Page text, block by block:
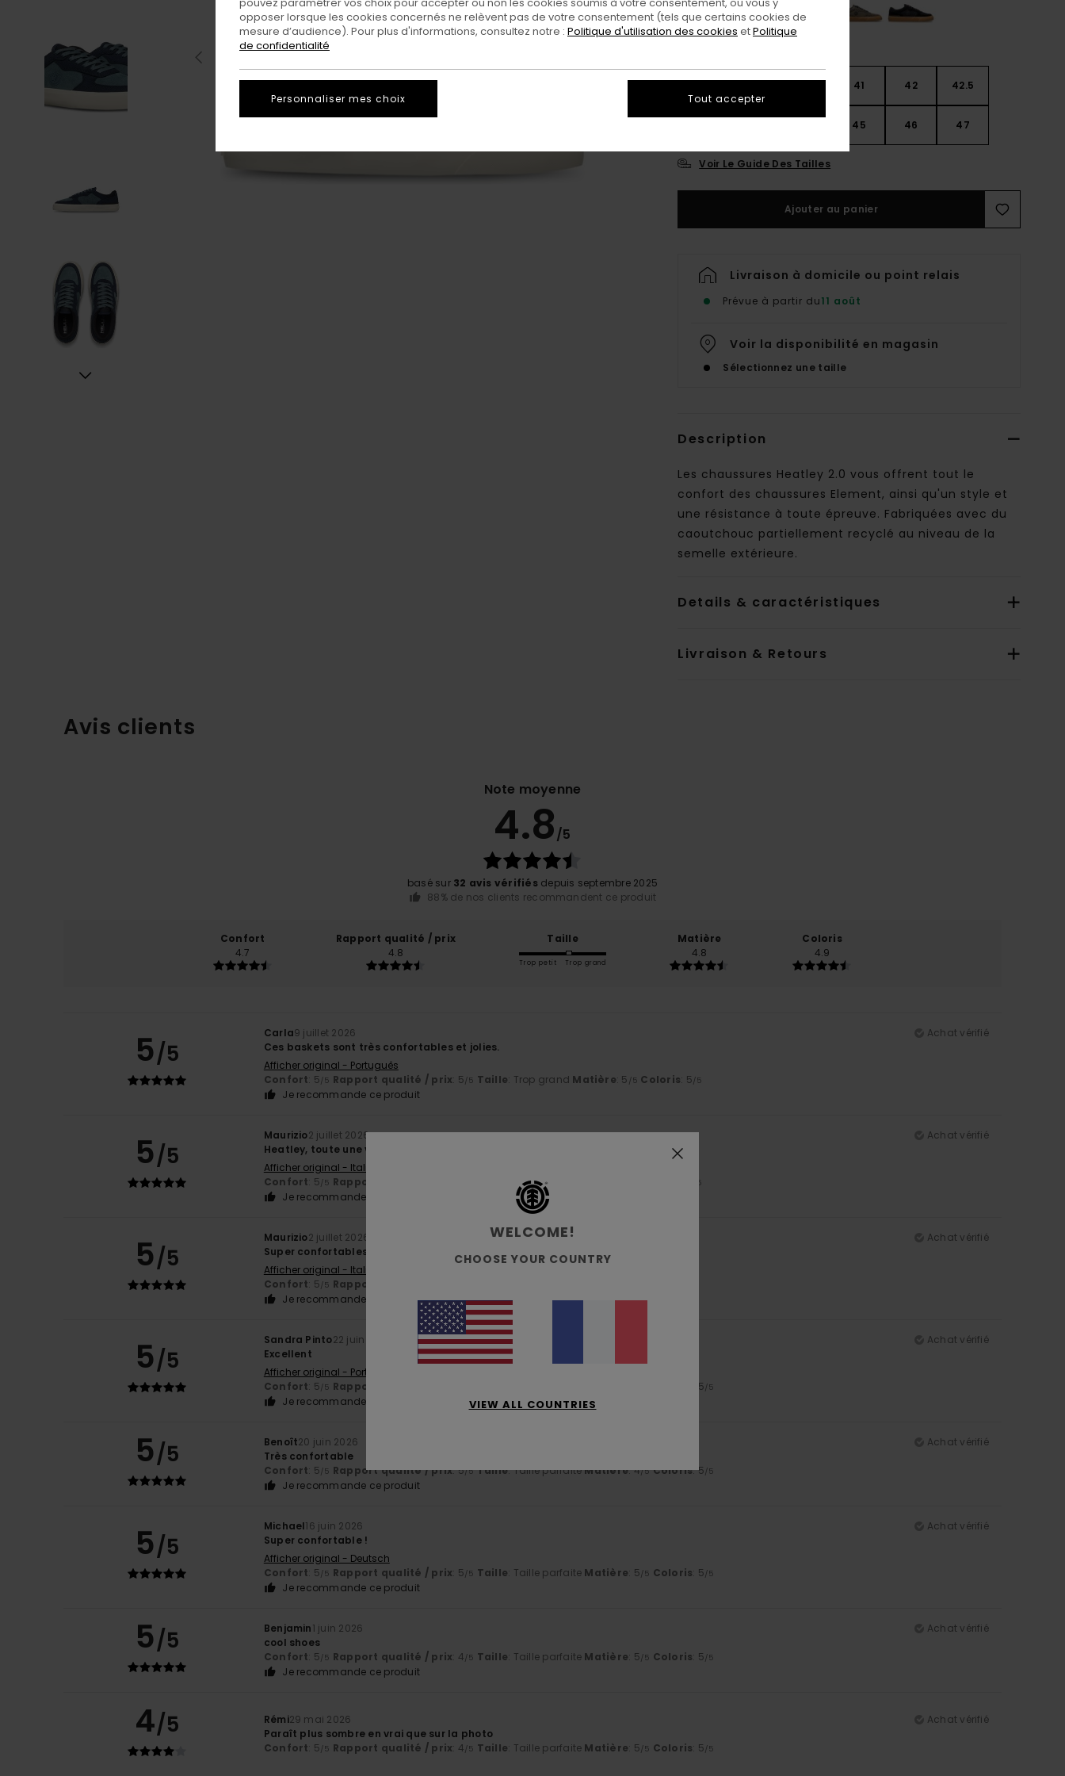
41 42 42.5
45 46 47
Voir Le Guide Des Tailles
Ajouter au panier
Livraison à domicile ou point relais
Prévue à partir du11 août
Voir la disponibilité en magasin
Sélectionnez une taille
Description
Les chaussures Heatley 2.0 vous offrent tout le
confort des chaussures Element, ainsi qu'un style et
une résistance à toute épreuve. Fabriquées avec du
caoutchouc partiellement recyclé au niveau de la
semelle extérieure.
Details & caractéristiques
Livraison & Retours
Avis clients
Note moyenne
4.8/5
basé sur 32 avis vérifiés depuis septembre 2025
88% de nos clients recommandent ce produit
Confort
4.7
Rapport qualité / prix
4.8
Taille
Trop petit Trop grand
Matière
4.8
Coloris
4.9
5/5
Carla9 juillet 2026
Achat vérifié
Ces baskets sont très confortables et jolies.
Afficher original - Português
Confort: 5/5 Rapport qualité / prix: 5/5 Taille: Trop grand Matière: 5 /5 Coloris: 5/5
Je recommande ce produit
5/5
Maurizio2 juillet 2026
Achat vérifié
Heatley, toute une vie
Afficher original - Italiano
Confort: 5/5 Rapport qualité / prix : Trop grand /5
Je recommande ce produit
5/5
Maurizio2 juillet 2026
Achat vérifié
Super confortables
Afficher original - Italiano
Confort: 5/5 Rapport qualité / prix
Je recommande ce produit
5/5
Sandra Pinto22 juin 2026
Achat vérifié
Excellent
Afficher original - Português
Confort: 5/5 Rapport qualité / prix : 5/5
Je recommande ce produit
5/5 Benoît20 juin 2026
Achat vérifié
Très confortable
Confort: 5/5 Rapport qualité / prix: 5/5 Taille: Taille parfaiteMatière: 4/5 Coloris: 5/5
Je recommande ce produit
5/5
Michael16 juin 2026
Achat vérifié
Super confortable !
Afficher original - Deutsch
Confort: 5/5 Rapport qualité / prix: 5/5 Taille: Taille parfaite Matière: 5/5 Coloris: 5/5
Je recommande ce produit
5/5 Benjamin1 juin 2026
Achat vérifié
cool shoes
Confort: 5/5 Rapport qualité / prix: 4/5 Taille: Taille parfaite Matière: 5/5 Coloris: 5/5
Je recommande ce produit
4/5 Rémi29 mai 2026
Achat vérifié
Paraît plus sombre en vrai que sur la photo
Confort: 5/5 Rapport qualité / prix: 4/5 Taille: Taille parfaite Matière: 5/5 Coloris: 5/5
WELCOME!
CHOOSE YOUR COUNTRY
VIEW ALL COUNTRIES
opposer lorsque les cookies concernés ne relèvent pas de votre consentement (tels que certains cookies de
mesure d’audience). Pour plus d'informations, consultez notre : Politique d'utilisation des cookies etPolitique
de confidentialité
Personnaliser mes choix Tout accepter